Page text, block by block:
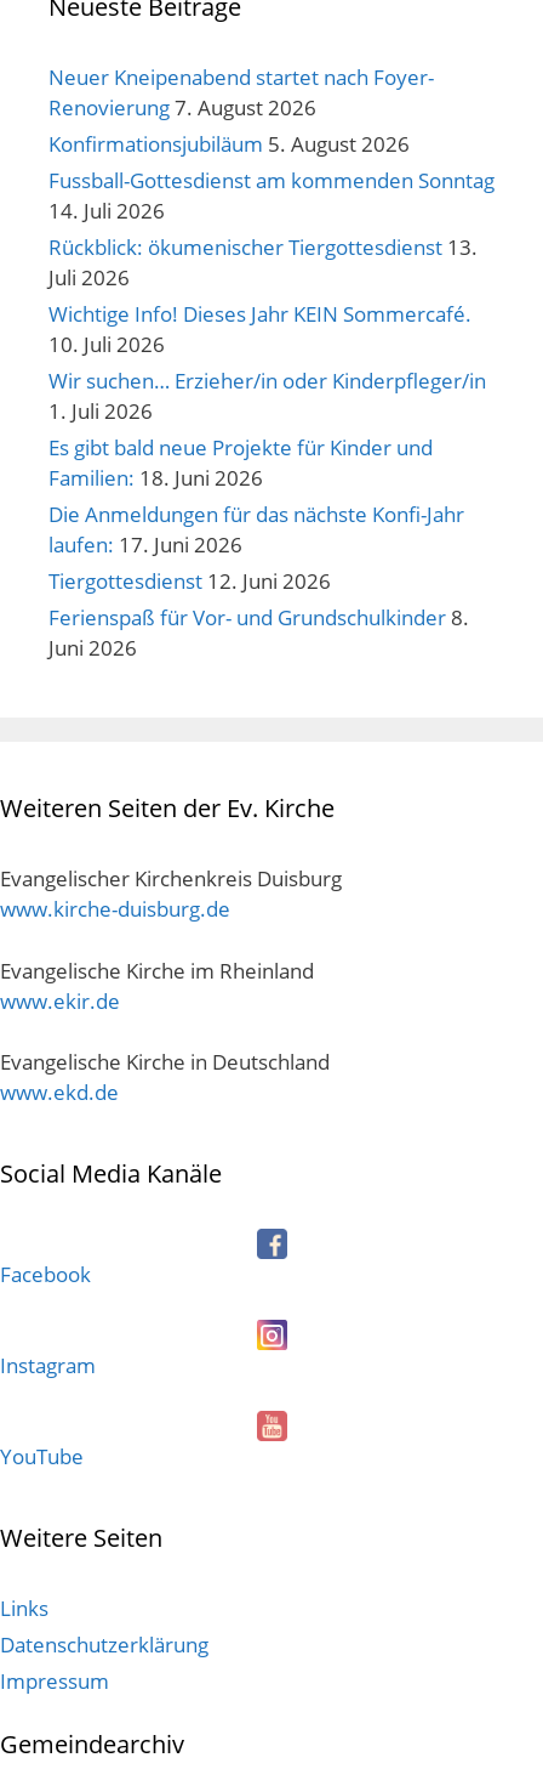
Neueste Beiträge
Neuer Kneipenabend startet nach Foyer-
Renovierung7. August 2026
Konfirmationsjubiläum 5. August 2026
Fussball-Gottesdienst am kommenden Sonntag
14. Juli 2026
Rückblick: ökumenischer Tiergottesdienst 13.
Juli 2026
Wichtige Info! Dieses Jahr KEIN Sommercafé.
10. Juli 2026
Wir suchen… Erzieher/in oder Kinderpfleger/in
1. Juli 2026
Es gibt bald neue Projekte für Kinder und
Familien: 18. Juni 2026
Die Anmeldungen für das nächste Konfi-Jahr
laufen: 17. Juni 2026
Tiergottesdienst 12. Juni 2026
Ferienspaß für Vor- und Grundschulkinder 8.
Juni 2026
Weiteren Seiten der Ev. Kirche
Evangelischer Kirchenkreis Duisburg
www.kirche-duisburg.de
Evangelische Kirche im Rheinland
www.ekir.de
Evangelische Kirche in Deutschland
www.ekd.de
Social Media Kanäle
Facebook
Instagram
YouTube
Weitere Seiten
Links
Datenschutzerklärung
Impressum
Gemeindearchiv